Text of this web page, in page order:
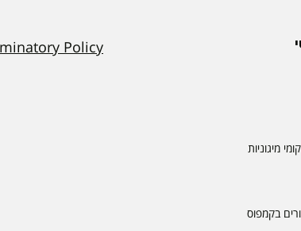
מיגוניות
בקמפוס
Policy